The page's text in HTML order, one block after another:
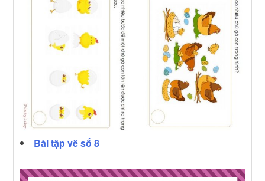
Bài tập về số 8